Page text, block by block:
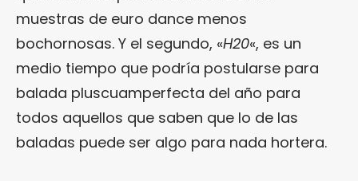
muestras de euro dance menos
bochornosas. Y el segundo, «H20«, es un
medio tiempo que podría postularse para
balada pluscuamperfecta del año para
todos aquellos que saben que lo de las
baladas puede ser algo para nada hortera.